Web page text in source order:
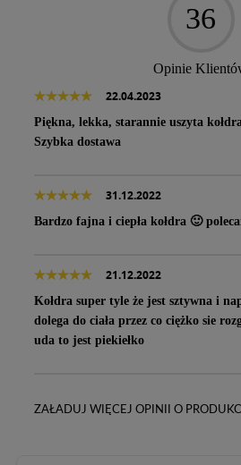
36
Opinie
22.04.2023
Piękna, lekka, starannie uszyta
Szybka dostawa
31.12.2022
Bardzo fajna i ciepła kołdra 🙂
21.12.2022
Kołdra super tyle że jest sztywna i
dolega do ciała przez co ciężko sie
uda to jest piekiełko
ZAŁADUJ WIĘCEJ OPINII O